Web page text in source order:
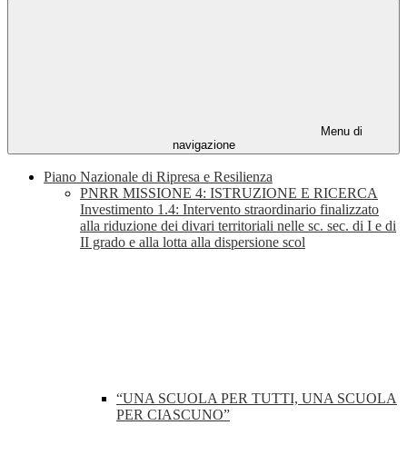
Menu di
navigazione
Piano Nazionale di Ripresa e Resilienza
PNRR MISSIONE 4: ISTRUZIONE E RICERCA
Investimento 1.4: Intervento straordinario finalizzato
alla riduzione dei divari territoriali nelle sc. sec. di I e di
II grado e alla lotta alla dispersione scol
“UNA SCUOLA PER TUTTI, UNA SCUOLA
PER CIASCUNO”